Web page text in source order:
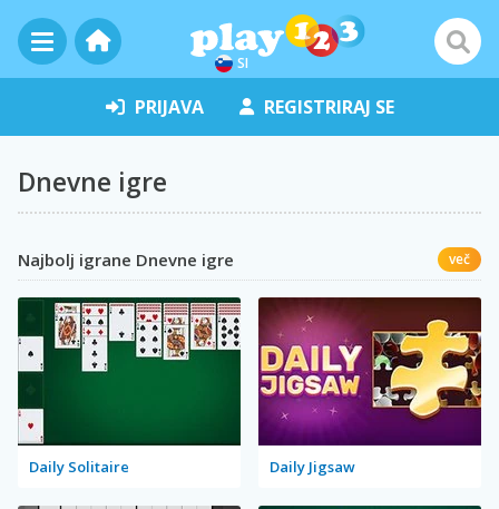
SI
PRIJAVA REGISTRIRAJ SE
Dnevne igre
Najbolj igrane Dnevne igre več
Daily Solitaire Daily Jigsaw